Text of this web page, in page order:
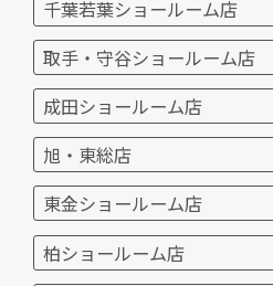
千葉若葉ショールーム店
取手・守谷ショールーム店
成田ショールーム店
旭・東総店
東金ショールーム店
柏ショールーム店